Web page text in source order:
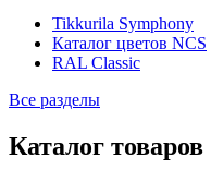
Tikkurila Symphony
Каталог цветов NCS
RAL Classic
Все разделы
Каталог товаров